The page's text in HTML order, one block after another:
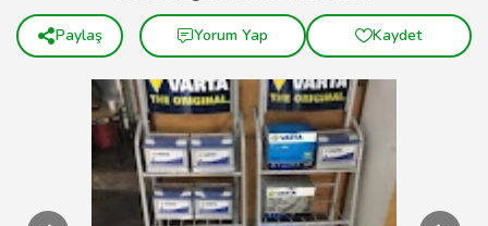
Paylaş Yorum Yap Kaydet